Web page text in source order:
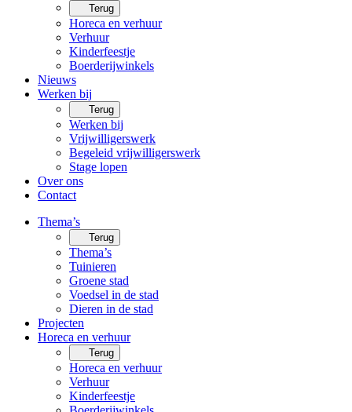
Terug
Horeca en verhuur
Verhuur
Kinderfeestje
Boerderijwinkels
Nieuws
Werken bij
Terug
Werken bij
Vrijwilligerswerk
Begeleid vrijwilligerswerk
Stage lopen
Over ons
Contact
Thema’s
Terug
Thema’s
Tuinieren
Groene stad
Voedsel in de stad
Dieren in de stad
Projecten
Horeca en verhuur
Terug
Horeca en verhuur
Verhuur
Kinderfeestje